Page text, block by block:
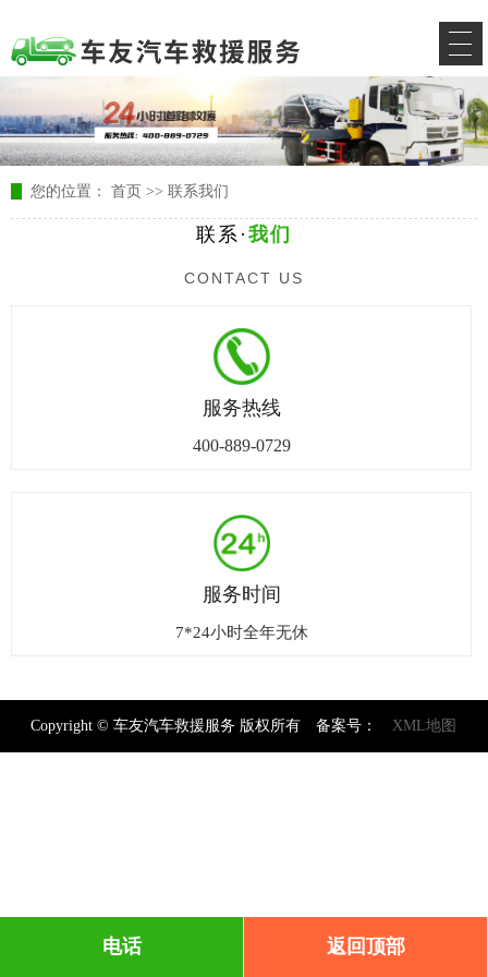
您的位置： 首页 >> 联系我们
联系· 我们
CONTACT US
服务热线
400-889-0729
服务时间
7*24小时全年无休
Copyright © 车友汽车救援服务 版权所有 备案号： XML地图
电话 返回顶部